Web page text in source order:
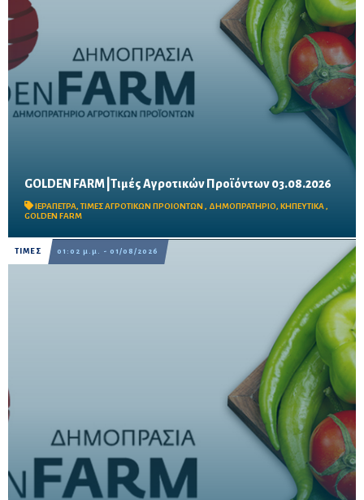
GOLDEN FARM |Τιμές Αγροτικών Προϊόντων 03.08.2026
ΙΕΡΑΠΕΤΡΑ,ΤΙΜΕΣ ΑΓΡΟΤΙΚΩΝ ΠΡΟΙΟΝΤΩΝ , ΔΗΜΟΠΡΑΤΗΡΙΟ, ΚΗΠΕΥΤΙΚΑ ,
GOLDEN FARM
ΤΙΜΕΣ 01:02 μ.μ. - 01/08/2026